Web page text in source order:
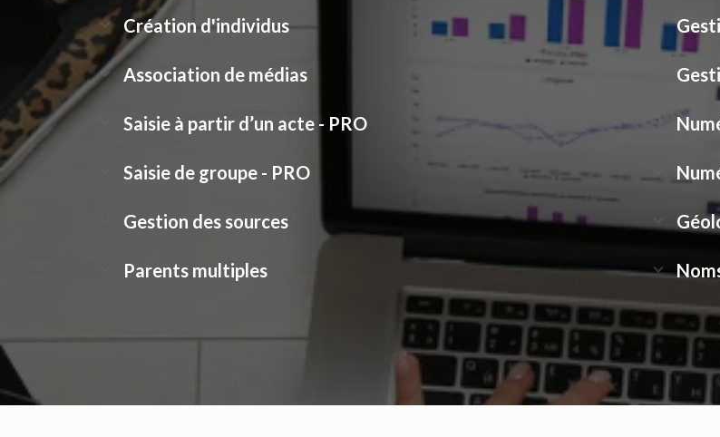
Création d'individus
Association de médias
Saisie à partir d’un acte - PRO
Saisie de groupe - PRO
Gestion des sources
Parents multiples